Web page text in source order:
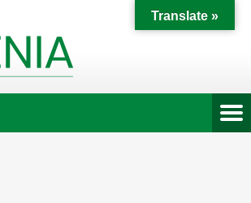
Translate »